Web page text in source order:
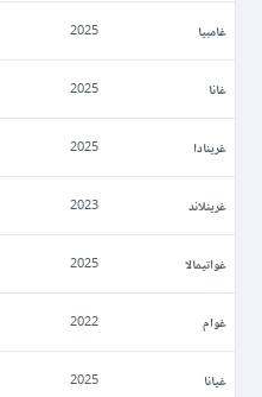
غامبيا 2025
غانا 2025
غرينادا 2025
غرينلاند 2023
غواتيمالا 2025
غوام 2022
غيانا 2025